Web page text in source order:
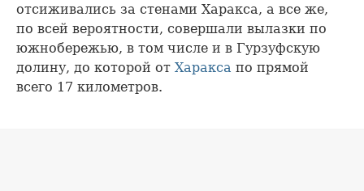
отсиживались за стенами Харакса, а все же,
по всей вероятности, совершали вылазки по
южнобережью, в том числе и в Гурзуфскую
долину, до которой от Харакса по прямой
всего 17 километров.